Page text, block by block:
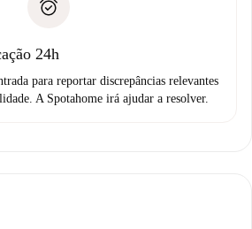
bancárioproblema.
24h
para reportar discrepâncias relevantes
A Spotahome irá ajudar a resolver.